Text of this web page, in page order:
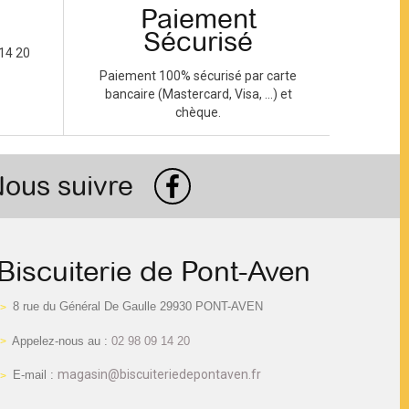
20
Paiement
Sécurisé
Paiement 100% sécurisé par carte
bancaire (Mastercard, Visa, ...) et
chèque.
suivre
de Pont-Aven
8 rue du Général De Gaulle 29930 PONT-AVEN
Appelez-nous au : 02 98 09 14 20
E-mail : magasin@biscuiteriedepontaven.fr